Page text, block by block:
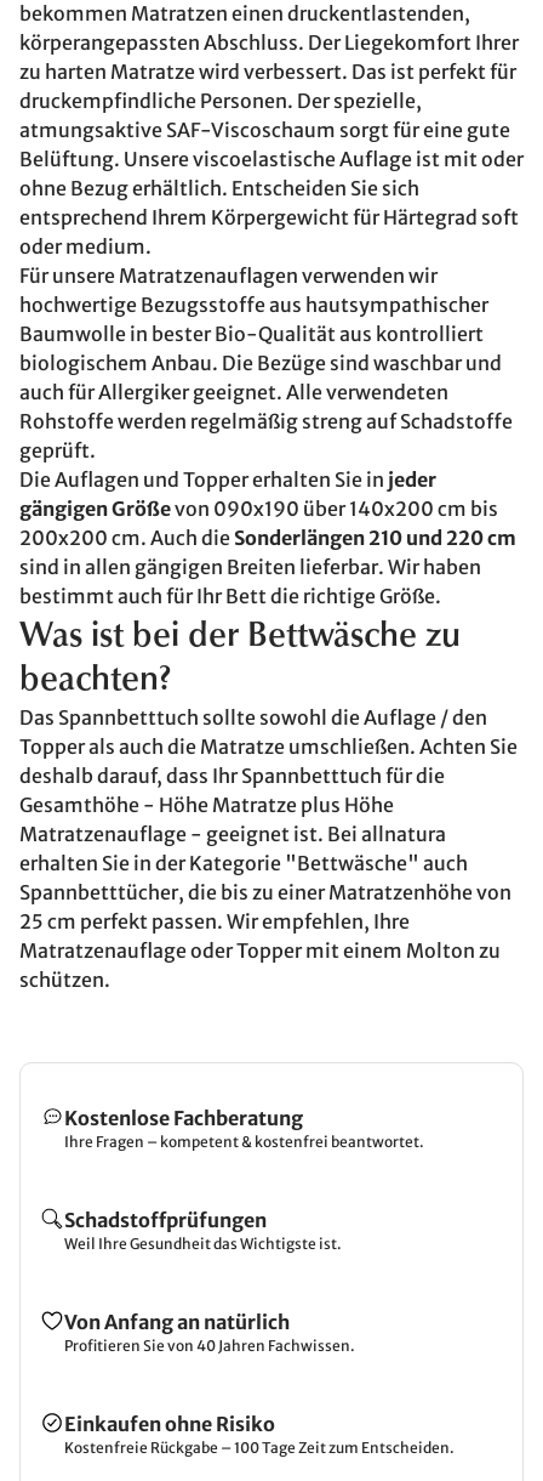
bekommen Matratzen einen druckentlastenden,
körperangepassten Abschluss. Der Liegekomfort Ihrer
zu harten Matratze wird verbessert. Das ist perfekt für
druckempfindliche Personen. Der spezielle,
atmungsaktive SAF-Viscoschaum sorgt für eine gute
Belüftung. Unsere viscoelastische Auflage ist mit oder
ohne Bezug erhältlich. Entscheiden Sie sich
entsprechend Ihrem Körpergewicht für Härtegrad soft
oder medium.
Für unsere Matratzenauflagen verwenden wir
hochwertige Bezugsstoffe aus hautsympathischer
Baumwolle in bester Bio-Qualität aus kontrolliert
biologischem Anbau. Die Bezüge sind waschbar und
auch für Allergiker geeignet. Alle verwendeten
Rohstoffe werden regelmäßig streng auf Schadstoffe
geprüft.
Die Auflagen und Topper erhalten Sie in jeder
gängigen Größevon 090x190 über 140x200 cm bis
200x200 cm. Auch die Sonderlängen 210 und 220 cm
sind in allen gängigen Breiten lieferbar. Wir haben
bestimmt auch für Ihr Bett die richtige Größe.
Was ist bei der Bettwäsche zu
beachten?
Das Spannbetttuch sollte sowohl die Auflage / den
Topper als auch die Matratze umschließen. Achten Sie
deshalb darauf, dass Ihr Spannbetttuch für die
Gesamthöhe - Höhe Matratze plus Höhe
Matratzenauflage - geeignet ist. Bei allnatura
erhalten Sie in der Kategorie "Bettwäsche" auch
Spannbetttücher, die bis zu einer Matratzenhöhe von
25 cm perfekt passen. Wir empfehlen, Ihre
Matratzenauflage oder Topper mit einem Molton zu
schützen.
Kostenlose Fachberatung
Ihre Fragen – kompetent & kostenfrei beantwortet.
Schadstoffprüfungen
Weil Ihre Gesundheit das Wichtigste ist.
Von Anfang an natürlich
Profitieren Sie von 40 Jahren Fachwissen.
Einkaufen ohne Risiko
Kostenfreie Rückgabe – 100 Tage Zeit zum Entscheiden.